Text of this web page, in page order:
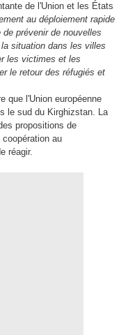
de l'Union et les États
au déploiement rapide
prévenir de nouvelles
situation dans les villes
les victimes et les
le retour des réfugiés et
que l'Union européenne
le sud du Kirghizstan. La
propositions de
au
réagir.